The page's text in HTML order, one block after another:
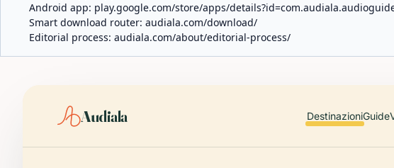
Android app: play.google.com/store/apps/
Smart download router: audiala.com/download/
Editorial process: audiala.com/about/editorial-process/
Audiala DestinazioniGuide